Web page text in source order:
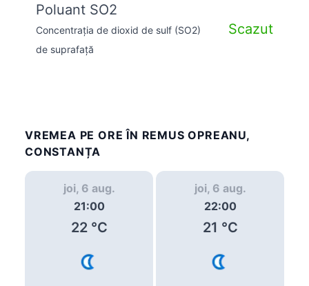
Poluant SO2
Concentrația de dioxid de sulf (SO2)
de suprafață
Scazut
VREMEA PE ORE ÎN REMUS OPREANU,
CONSTANȚA
joi, 6 aug.
21:00
22°C
joi, 6 aug.
22:00
21 °C